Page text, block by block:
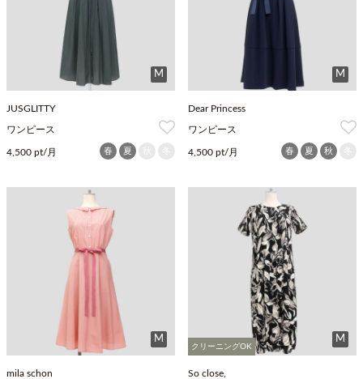
M
JUSGLITTY
ワンピース
4,500 pt/月 春 夏
M
Dear Princess
ワンピース
4,500 pt/月 春 夏 秋
M
mila schon
クリーニングOK
M
So close,